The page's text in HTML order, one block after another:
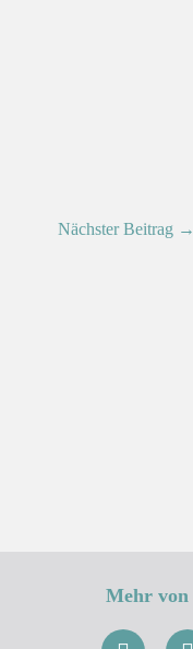
Nächster Beitrag →
Mehr von